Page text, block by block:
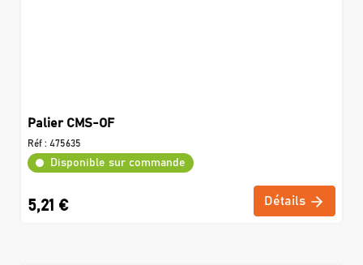
Palier CMS-OF
Réf : 475635
Disponible sur commande
5,21 € Détails